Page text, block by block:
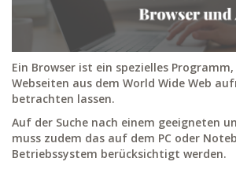
Ein Browser ist ein spezielles
Webseiten aus dem World Wide Web
betrachten lassen.
Auf der Suche nach einem geeigneten
muss zudem das auf dem PC oder
Betriebssystem berücksichtigt werden.